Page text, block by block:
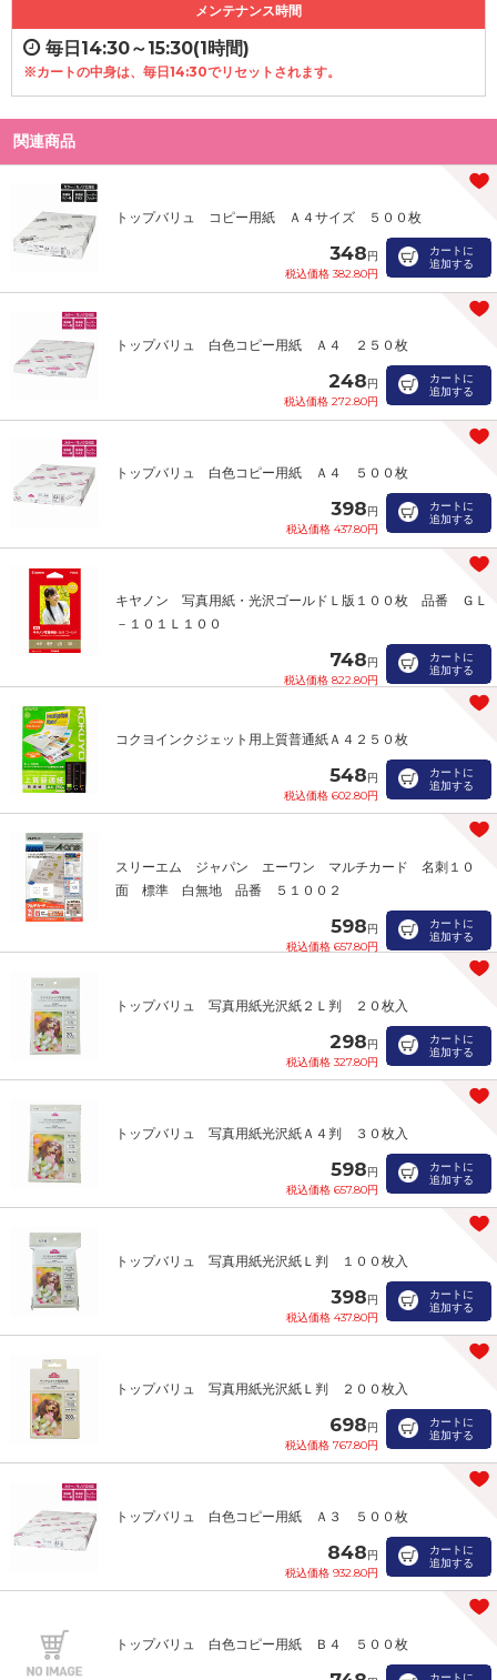
メンテナンス時間
毎日14:30～15:30(1時間)
※カートの中身は、毎日14:30でリセットされます。
関連商品
トップバリュ コピー用紙 Ａ４サイズ ５００枚
348円
税込価格 382.80円
カートに
追加する
トップバリュ 白色コピー用紙 Ａ４ ２５０枚
248円
税込価格 272.80円
カートに
追加する
トップバリュ 白色コピー用紙 Ａ４ ５００枚
398円
税込価格 437.80円
カートに
追加する
キヤノン 写真用紙・光沢ゴールドＬ版１００枚 品番 ＧＬ
－１０１Ｌ１００
748円
税込価格 822.80円
カートに
追加する
コクヨインクジェット用上質普通紙Ａ４２５０枚
548円
税込価格 602.80円
カートに
追加する
スリーエム ジャパン エーワン マルチカード 名刺１０
面 標準 白無地 品番 ５１００２
598円
税込価格 657.80円
カートに
追加する
トップバリュ 写真用紙光沢紙２Ｌ判 ２０枚入
298円
税込価格 327.80円
カートに
追加する
トップバリュ 写真用紙光沢紙Ａ４判 ３０枚入
598円
税込価格 657.80円
カートに
追加する
トップバリュ 写真用紙光沢紙Ｌ判 １００枚入
398円
税込価格 437.80円
カートに
追加する
トップバリュ 写真用紙光沢紙Ｌ判 ２００枚入
698円
税込価格 767.80円
カートに
追加する
トップバリュ 白色コピー用紙 Ａ３ ５００枚
848円
税込価格 932.80円
カートに
追加する
トップバリュ 白色コピー用紙 Ｂ４ ５００枚
カートに